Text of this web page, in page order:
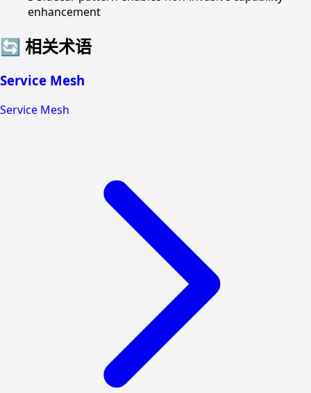
enhancement
🔄 相关术语
Service Mesh
Service Mesh